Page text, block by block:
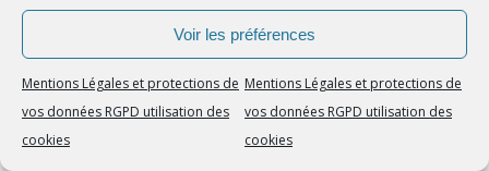
Voir les préférences
Mentions Légales et protections de
vos données RGPD utilisation des
cookies
Mentions Légales et protections de
vos données RGPD utilisation des
cookies
Recevez en cadeau avec votre méthode
de programmation mentale audio
Mémoriste le Guide Pratique :
“Les techniques mentales pour
Développer Votre Mémoire et Votre